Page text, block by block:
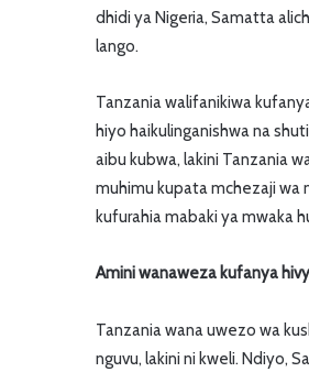
dhidi ya Nigeria, Samatta
lango.
Tanzania walifanikiwa
hiyo haikulinganishwa na
aibu kubwa, lakini Tanzania
muhimu kupata mchezaji wa
kufurahia mabaki ya mwaka
Amini wanaweza kufanya
Tanzania wana uwezo wa
nguvu, lakini ni kweli. Ndiyo,